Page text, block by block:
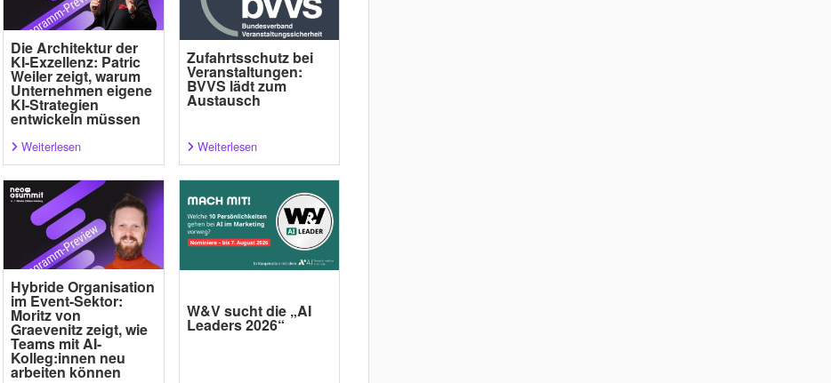
Die Architektur der
KI-Exzellenz: Patric
Weiler zeigt, warum
Unternehmen eigene
KI-Strategien
entwickeln müssen
Weiterlesen
Zufahrtsschutz bei
Veranstaltungen:
BVVS lädt zum
Austausch
Weiterlesen
Hybride Organisation
im Event-Sektor:
Moritz von
Graevenitz zeigt, wie
Teams mit AI-
Kolleg:innen neu
arbeiten können
W&V sucht die „AI
Leaders 2026“